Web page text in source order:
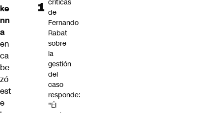
ke
nn
a
en
ca
be
zó
est
e
críticas
de
Fernando
Rabat
sobre
la
gestión
del
caso
responde:
"Él